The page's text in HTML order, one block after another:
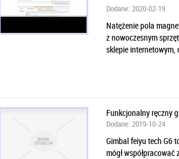
Dodane: 2020-02-19
Natężenie pola
z nowoczesnym
sklepie internetowym,
Funkcjonalny ręczny
Dodane: 2019-10-24
Gimbal feiyu tech G6
mógł